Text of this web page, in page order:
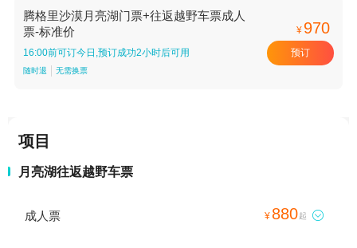
腾格里沙漠月亮湖门票+往返越野车票成人
票-标准价
16:00前可订今日,预订成功2小时后可用
随时退 无需换票
¥ 970
预订
项目
月亮湖往返越野车票
成人票 ¥ 880起 